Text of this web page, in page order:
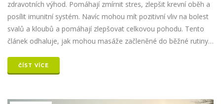
zdravotních výhod. Pomáhají zmírnit stres, zlepšit krevní oběh a
posílit imunitní systém. Navíc mohou mít pozitivní vliv na bolest
svalů a kloubů a pomáhají zlepšovat celkovou pohodu. Tento
článek odhaluje, jak mohou masáže začleněné do běžné rutiny
ČÍST VÍCE